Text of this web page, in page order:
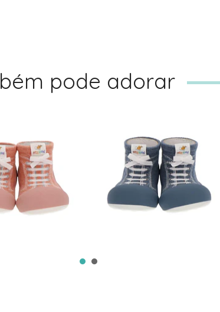
pode adorar
BABY
PINK
ATTIPAS BABY
DENIM DEEP BLUE
32,90€